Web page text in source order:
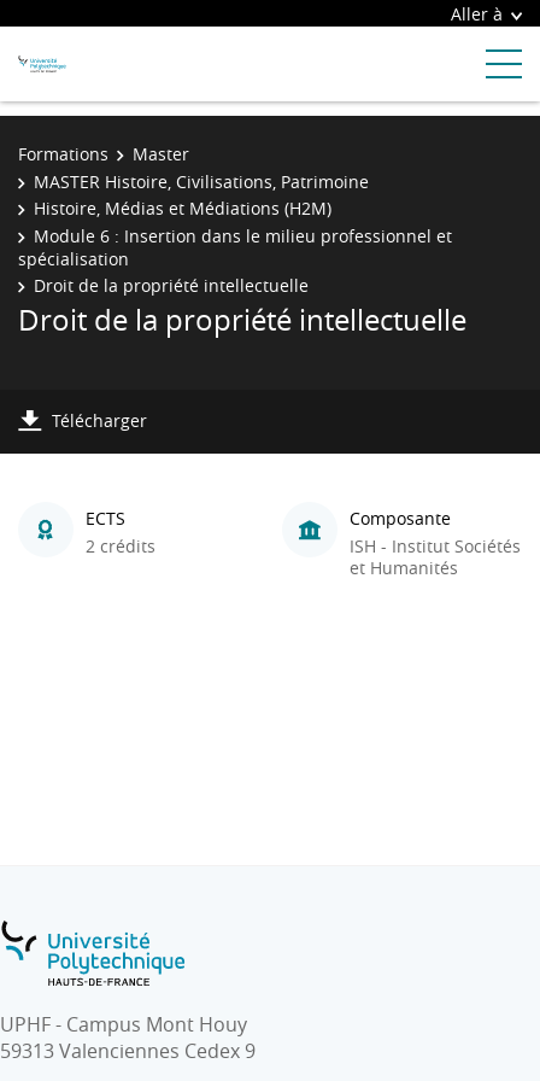
Aller à
Formations
Master
MASTER Histoire, Civilisations, Patrimoine
Histoire, Médias et Médiations (H2M)
Module 6 : Insertion dans le milieu professionnel et
spécialisation
Droit de la propriété intellectuelle
Droit de la propriété intellectuelle
Télécharger
ECTS
2 crédits
Composante
ISH - Institut Sociétés
et Humanités
UPHF - Campus Mont Houy
59313 Valenciennes Cedex 9